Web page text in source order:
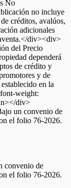
No
no incluye
créditos, avalúos,
adicionales
div><div>
del Precio
dependerá
de crédito y
y de
en la
weight:
div>
un convenio de
el folio 76-2026.
convenio de
el folio 76-2026.